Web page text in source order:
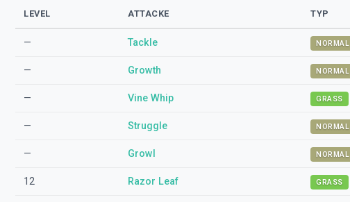
LEVEL ATTACKE TYP
— Tackle NORMAL
— Growth NORMAL
— Vine Whip GRASS
— Struggle NORMAL
— Growl NORMAL
12 Razor Leaf GRASS